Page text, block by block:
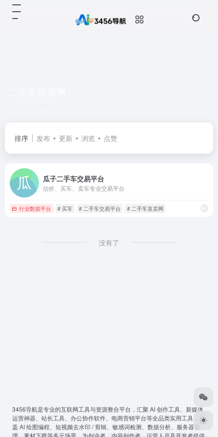
排序 发布 更新 浏览 点赞
瓜子二手车交易平台
估价、买车、卖车专业交易平台
行业数据平台 # 买车 # 二手车交易平台 # 二手车直卖网
没有了
3456导航是专业的互联网工具与资源整合平台，汇聚 AI 创作工具、新媒体
运营神器、站长工具、办公协作软件、电商营销平台等全品类实用工具，覆
盖 AI 绘图编程、短视频去水印 / 剪辑、敏感词检测、数据分析、服务器管
理、素材下载等多元场景，为创业者、内容创作者、运营人员及开发者提供